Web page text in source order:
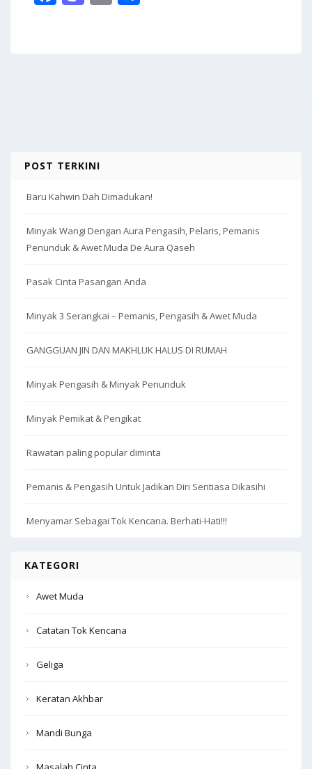
POST TERKINI
Baru Kahwin Dah Dimadukan!
Minyak Wangi Dengan Aura Pengasih, Pelaris, Pemanis
Penunduk & Awet Muda De Aura Qaseh
Pasak Cinta Pasangan Anda
Minyak 3 Serangkai – Pemanis, Pengasih & Awet Muda
GANGGUAN JIN DAN MAKHLUK HALUS DI RUMAH
Minyak Pengasih & Minyak Penunduk
Minyak Pemikat & Pengikat
Rawatan paling popular diminta
Pemanis & Pengasih Untuk Jadikan Diri Sentiasa Dikasihi
Menyamar Sebagai Tok Kencana. Berhati-Hati!!!
KATEGORI
Awet Muda
Catatan Tok Kencana
Geliga
Keratan Akhbar
Mandi Bunga